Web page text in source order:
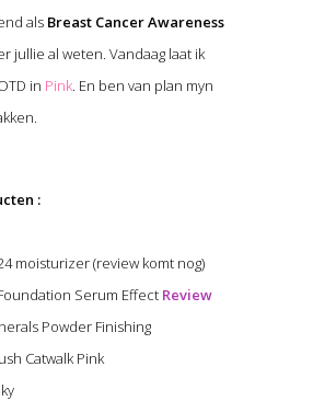
als Breast Cancer Awareness
jullie al weten. Vandaag laat ik
in Pink. En ben van plan myn
:
moisturizer (review komt nog)
Serum Effect Review
Powder Finishing
Catwalk Pink